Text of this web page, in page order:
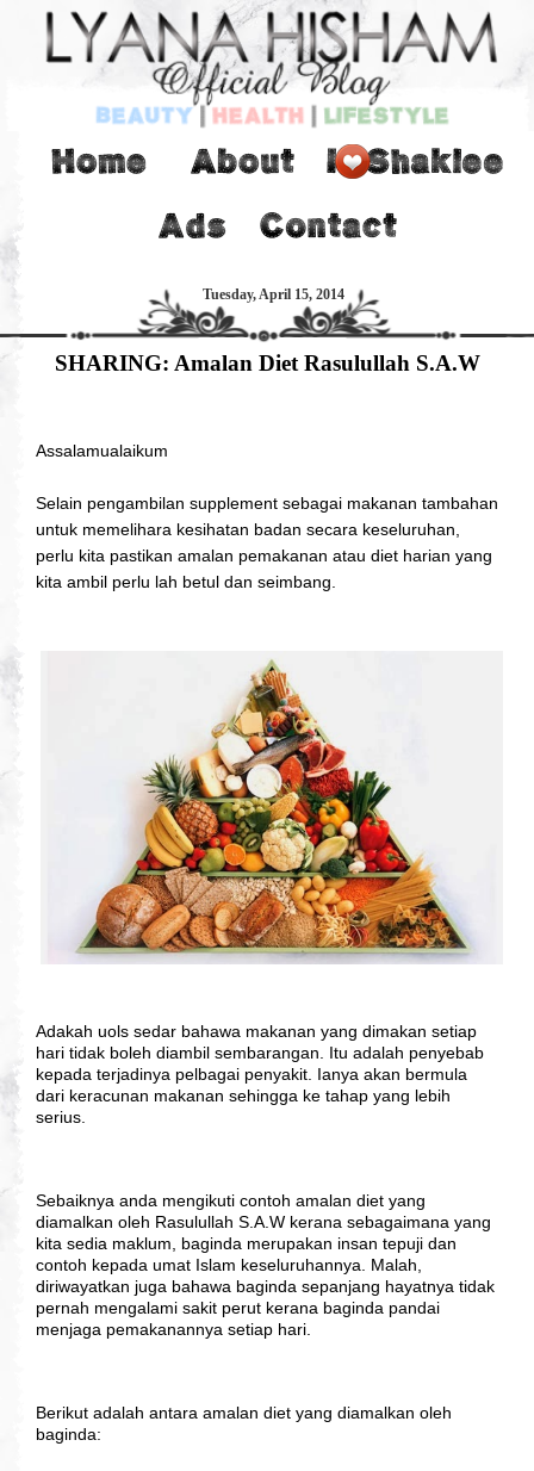
Tuesday, April 15, 2014
SHARING: Amalan Diet Rasulullah S.A.W
Assalamualaikum
Selain pengambilan supplement sebagai makanan tambahan
untuk memelihara kesihatan badan secara keseluruhan,
perlu kita pastikan amalan pemakanan atau diet harian yang
kita ambil perlu lah betul dan seimbang.
Adakah uols sedar bahawa makanan yang dimakan setiap
hari tidak boleh diambil sembarangan. Itu adalah penyebab
kepada terjadinya pelbagai penyakit. Ianya akan bermula
dari keracunan makanan sehingga ke tahap yang lebih
serius.
Sebaiknya anda mengikuti contoh amalan diet yang
diamalkan oleh Rasulullah S.A.W kerana sebagaimana yang
kita sedia maklum, baginda merupakan insan tepuji dan
contoh kepada umat Islam keseluruhannya. Malah,
diriwayatkan juga bahawa baginda sepanjang hayatnya tidak
pernah mengalami sakit perut kerana baginda pandai
menjaga pemakanannya setiap hari.
Berikut adalah antara amalan diet yang diamalkan oleh
baginda: